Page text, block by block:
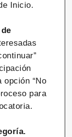
Inicio.
“No
para